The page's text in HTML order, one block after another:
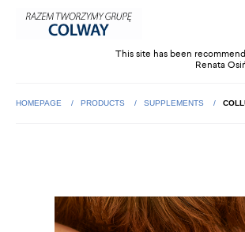
This site has been
Renata
HOMEPAGE PRODUCTS SUPPLEMENTS